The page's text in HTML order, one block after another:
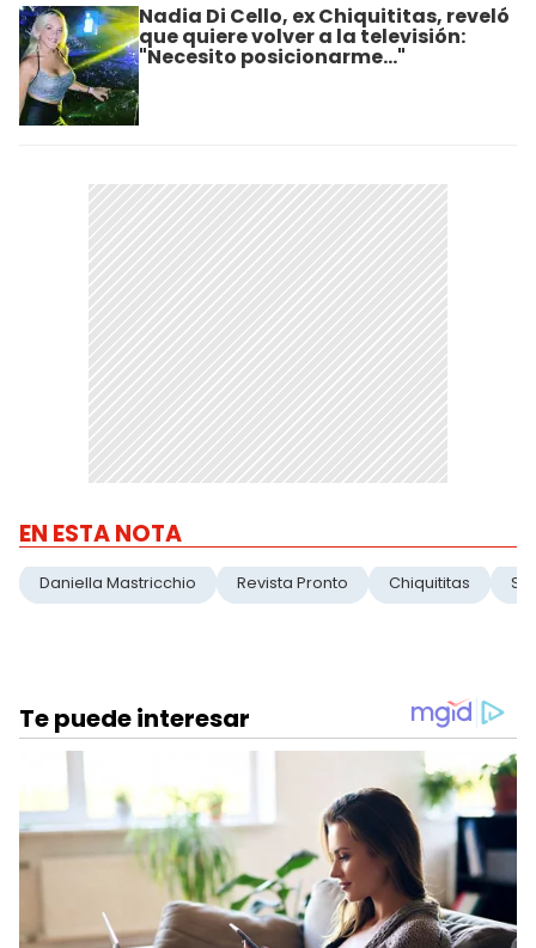
Nadia Di Cello, ex Chiquititas, reveló
que quiere volver a la televisión:
"Necesito posicionarme..."
EN ESTA NOTA
Daniella Mastricchio Revista Pronto Chiquititas